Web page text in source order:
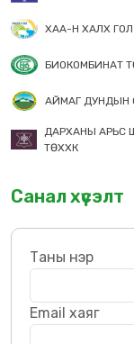
ХАА-Н ХАЛХ ГОЛ
БИОКОМБИНАТ
АЙМАГ ДУНДЫН
ДАРХАНЫ АРЬС
ТӨХХК
Санал хүсэлт
Таны нэр
Email хаяг